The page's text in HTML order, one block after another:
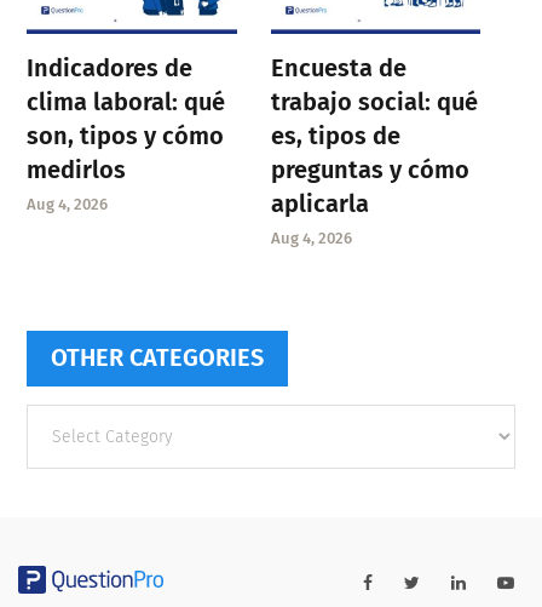
Indicadores de
clima laboral: qué
son, tipos y cómo
medirlos
Aug 4, 2026
Encuesta de
trabajo social: qué
es, tipos de
preguntas y cómo
aplicarla
Aug 4, 2026
OTHER CATEGORIES
categories